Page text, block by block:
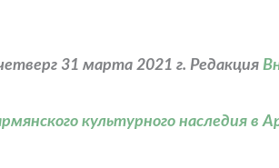
31 марта 2021 г. Редакция
культурного наследия